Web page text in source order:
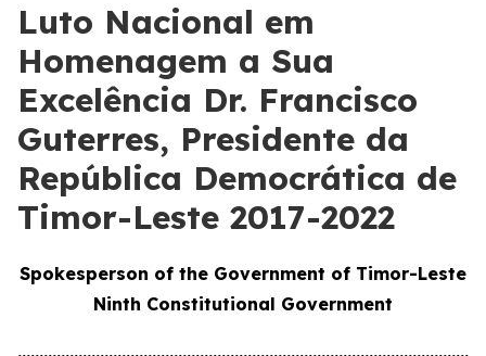
Luto Nacional em
Homenagem a Sua
Excelência Dr. Francisco
Guterres, Presidente da
República Democrática de
Timor-Leste 2017-2022
Spokesperson of the Government of Timor-Leste
Ninth Constitutional Government